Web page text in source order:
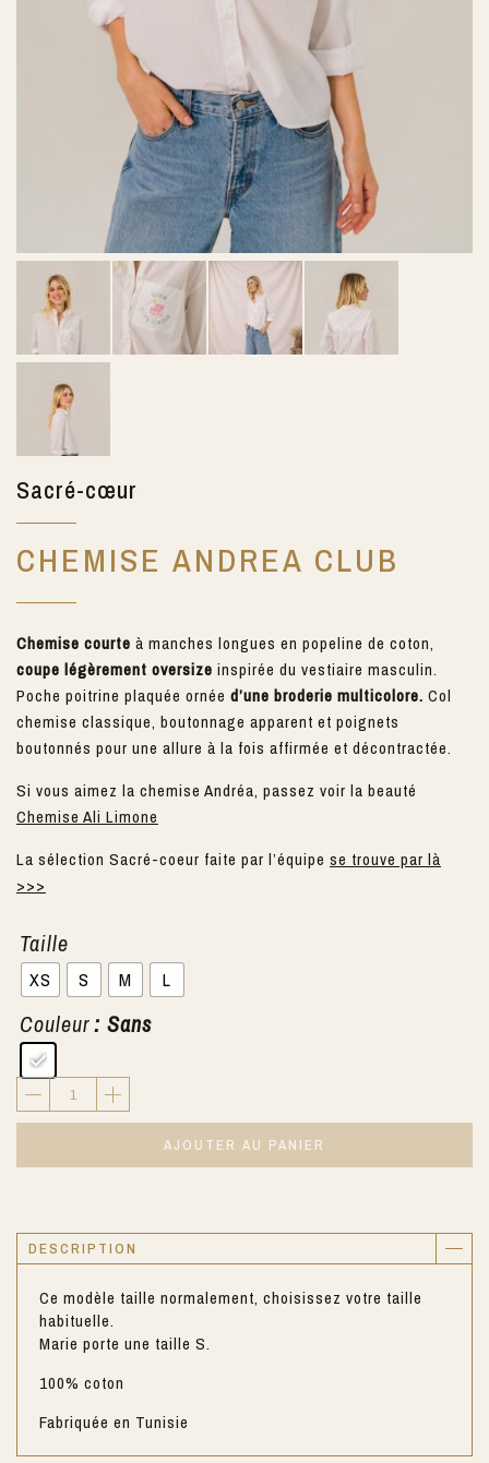
Sacré-cœur
CHEMISE ANDREA CLUB
Chemise courte à manches longues en popeline de coton,
coupe légèrement oversize inspirée du vestiaire masculin.
Poche poitrine plaquée ornée d’une broderie multicolore. Col
chemise classique, boutonnage apparent et poignets
boutonnés pour une allure à la fois affirmée et décontractée.
Si vous aimez la chemise Andréa, passez voir la beauté
Chemise Ali Limone
La sélection Sacré-coeur faite par l’équipe se trouve par là
>>>
Taille
XS S M L
Couleur: Sans
AJOUTER AU PANIER
DESCRIPTION
Ce modèle taille normalement, choisissez votre taille
habituelle.
Marie porte une taille S.
100% coton
Fabriquée en Tunisie